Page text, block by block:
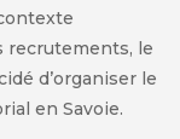
recrutements, le
d’organiser le
en Savoie.